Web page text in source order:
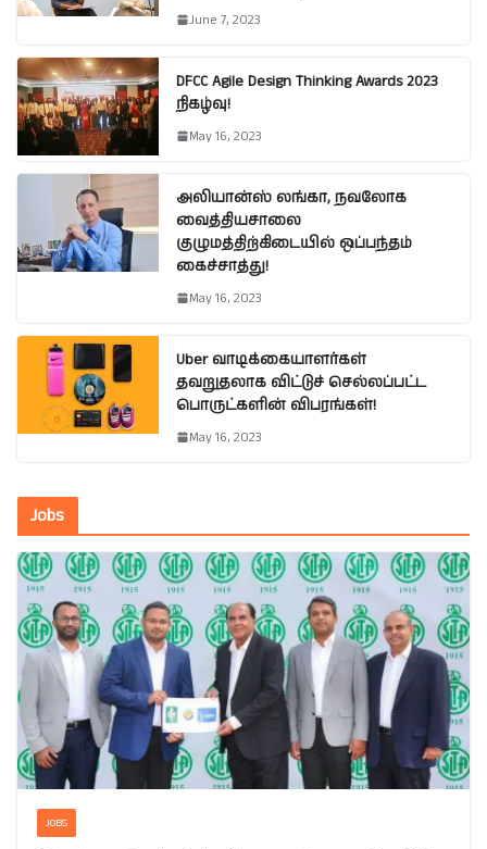
June 7, 2023
DFCC Agile Design Thinking Awards 2023
நிகழ்வு!
May 16, 2023
அலியான்ஸ் லங்கா, நவலோக
வைத்தியசாலை
குழுமத்திற்கிடையில் ஒப்பந்தம்
கைச்சாத்து!
May 16, 2023
Uber வாடிக்கையாளர்கள்
தவறுதலாக விட்டுச் செல்லப்பட்ட
பொருட்களின் விபரங்கள்!
May 16, 2023
Jobs
JOBS